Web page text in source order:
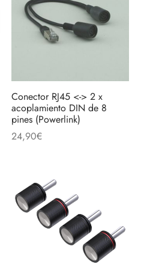
Conector RJ45 <-> 2 x
acoplamiento DIN de 8
pines (Powerlink)
24,90€